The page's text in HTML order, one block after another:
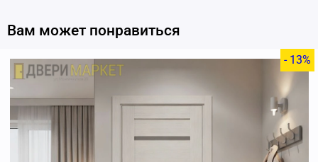
Вам может понравиться
- 13%